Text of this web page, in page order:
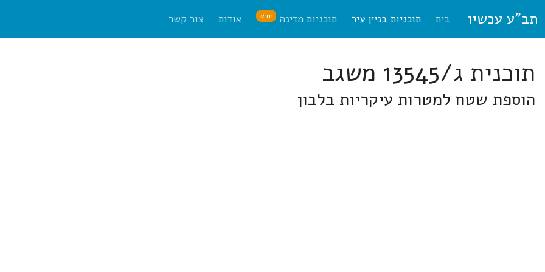
תב"ע עכשיו בית תוכניות בניין עיר תוכניות מדינה חדש אודות צור קשר
תוכנית ג/13545 משגב
הוספת שטח למטרות עיקריות בלבון